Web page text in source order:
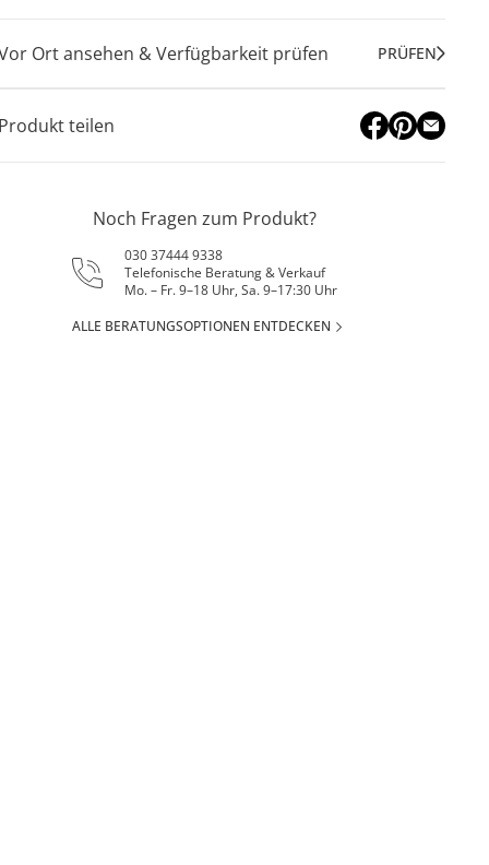
Ort ansehen & Verfügbarkeit prüfen PRÜFEN
teilen
Noch Fragen zum Produkt?
030 37444 9338
Telefonische Beratung & Verkauf
Mo. – Fr. 9–18 Uhr, Sa. 9–17:30 Uhr
ALLE BERATUNGSOPTIONEN ENTDECKEN